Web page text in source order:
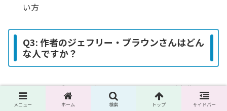
い方
Q3: 作者のジェフリー・ブラウンさんはどん
な人ですか？
ジェフリー・ブラウン氏は、アメリカのシカゴ在住のコミ
ック作家で、ルーカスフィルム公認のアーティストです。
メニュー ホーム 検索 トップ サイドバー